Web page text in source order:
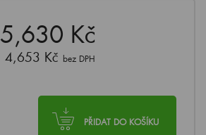
5,630 Kč
4,653 Kč bez DPH
PŘIDAT DO KOŠÍKU